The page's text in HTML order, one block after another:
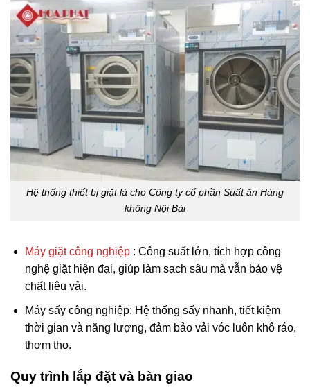
Hệ thống thiết bị giặt là cho Công ty cổ phần Suất ăn Hàng
không Nội Bài
Máy giặt công nghiệp : Công suất lớn, tích hợp công
nghệ giặt hiện đại, giúp làm sạch sâu mà vẫn bảo vệ
chất liệu vải.
Máy sấy công nghiệp: Hệ thống sấy nhanh, tiết kiệm
thời gian và năng lượng, đảm bảo vải vóc luôn khô ráo,
thơm tho.
Quy trình lắp đặt và bàn giao